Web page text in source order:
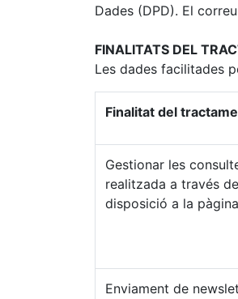
Dades (DPD). El
FINALITATS DEL
Les dades facilitades
Finalitat del
Gestionar les
realitzada a través
disposició a la
Enviament de